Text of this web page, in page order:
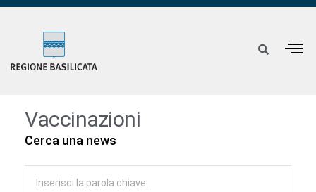
Vaccinazioni
Cerca una news